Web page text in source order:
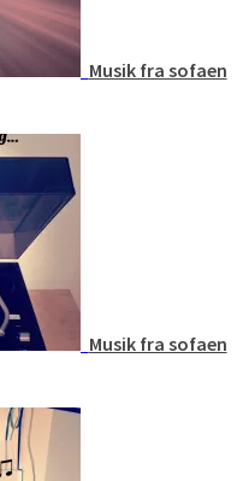
Musik fra sofaen
Musik fra sofaen